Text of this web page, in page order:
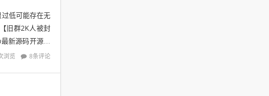
低可能存在无
旧群2K人被封
新源码开源下
浏览 8条评论